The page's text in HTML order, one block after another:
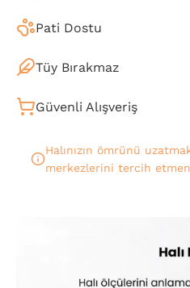
Pati Dostu
Tüy Bırakmaz
Güvenli Alışveriş
Halınızın ömrünü
merkezlerini tercih